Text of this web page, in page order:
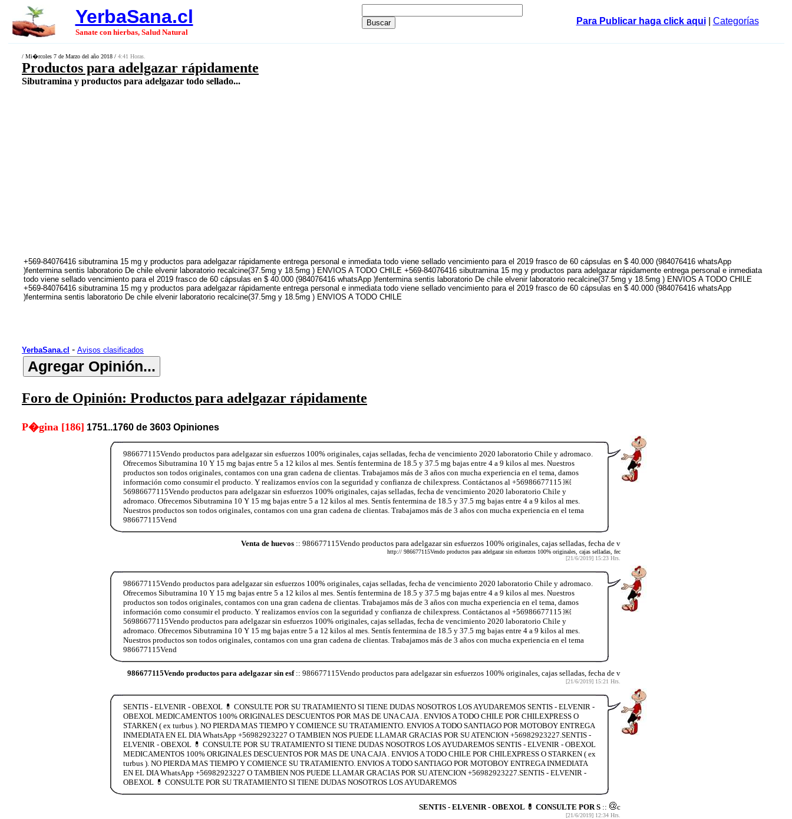
YerbaSana.cl
Sanate con hierbas, Salud Natural
Para Publicar haga click aqui| Categorías
/ Mi�rcoles 7 de Marzo del año 2018 / 4:41 Horas.
Productos para adelgazar rápidamente
Sibutramina y productos para adelgazar todo sellado...
+569-84076416 sibutramina 15 mg y productos para adelgazar rápidamente entrega personal e inmediata todo viene sellado vencimiento para el 2019 frasco de 60 cápsulas en $ 40.000 (984076416 whatsApp
)fentermina sentis laboratorio De chile elvenir laboratorio recalcine(37.5mg y 18.5mg ) ENVIOS A TODO CHILE +569-84076416 sibutramina 15 mg y productos para adelgazar rápidamente entrega personal e inmediata
todo viene sellado vencimiento para el 2019 frasco de 60 cápsulas en $ 40.000 (984076416 whatsApp )fentermina sentis laboratorio De chile elvenir laboratorio recalcine(37.5mg y 18.5mg ) ENVIOS A TODO CHILE
+569-84076416 sibutramina 15 mg y productos para adelgazar rápidamente entrega personal e inmediata todo viene sellado vencimiento para el 2019 frasco de 60 cápsulas en $ 40.000 (984076416 whatsApp
)fentermina sentis laboratorio De chile elvenir laboratorio recalcine(37.5mg y 18.5mg ) ENVIOS A TODO CHILE
YerbaSana.cl - Avisos clasificados
Foro de Opinión: Productos para adelgazar rápidamente
P�gina [186] 1751..1760 de 3603 Opiniones
986677115Vendo productos para adelgazar sin esfuerzos 100% originales, cajas selladas, fecha de vencimiento 2020 laboratorio Chile y adromaco.
Ofrecemos Sibutramina 10 Y 15 mg bajas entre 5 a 12 kilos al mes. Sentís fentermina de 18.5 y 37.5 mg bajas entre 4 a 9 kilos al mes. Nuestros
productos son todos originales, contamos con una gran cadena de clientas. Trabajamos más de 3 años con mucha experiencia en el tema, damos
información como consumir el producto. Y realizamos envíos con la seguridad y confianza de chilexpress. Contáctanos al +56986677115 ￼
56986677115Vendo productos para adelgazar sin esfuerzos 100% originales, cajas selladas, fecha de vencimiento 2020 laboratorio Chile y
adromaco. Ofrecemos Sibutramina 10 Y 15 mg bajas entre 5 a 12 kilos al mes. Sentís fentermina de 18.5 y 37.5 mg bajas entre 4 a 9 kilos al mes.
Nuestros productos son todos originales, contamos con una gran cadena de clientas. Trabajamos más de 3 años con mucha experiencia en el tema
986677115Vend
Venta de huevos:: 986677115Vendo productos para adelgazar sin esfuerzos 100% originales, cajas selladas, fecha de v
http:// 986677115Vendo productos para adelgazar sin esfuerzos 100% originales, cajas selladas, fec
[21/6/2019] 15:23 Hrs.
986677115Vendo productos para adelgazar sin esfuerzos 100% originales, cajas selladas, fecha de vencimiento 2020 laboratorio Chile y adromaco.
Ofrecemos Sibutramina 10 Y 15 mg bajas entre 5 a 12 kilos al mes. Sentís fentermina de 18.5 y 37.5 mg bajas entre 4 a 9 kilos al mes. Nuestros
productos son todos originales, contamos con una gran cadena de clientas. Trabajamos más de 3 años con mucha experiencia en el tema, damos
información como consumir el producto. Y realizamos envíos con la seguridad y confianza de chilexpress. Contáctanos al +56986677115 ￼
56986677115Vendo productos para adelgazar sin esfuerzos 100% originales, cajas selladas, fecha de vencimiento 2020 laboratorio Chile y
adromaco. Ofrecemos Sibutramina 10 Y 15 mg bajas entre 5 a 12 kilos al mes. Sentís fentermina de 18.5 y 37.5 mg bajas entre 4 a 9 kilos al mes.
Nuestros productos son todos originales, contamos con una gran cadena de clientas. Trabajamos más de 3 años con mucha experiencia en el tema
986677115Vend
986677115Vendo productos para adelgazar sin esf:: 986677115Vendo productos para adelgazar sin esfuerzos 100% originales, cajas selladas, fecha de v
[21/6/2019] 15:21 Hrs.
SENTIS - ELVENIR - OBEXOL 💊 CONSULTE POR SU TRATAMIENTO SI TIENE DUDAS NOSOTROS LOS AYUDAREMOS SENTIS - ELVENIR -
OBEXOL MEDICAMENTOS 100% ORIGINALES DESCUENTOS POR MAS DE UNA CAJA . ENVIOS A TODO CHILE POR CHILEXPRESS O
STARKEN ( ex turbus ). NO PIERDA MAS TIEMPO Y COMIENCE SU TRATAMIENTO. ENVIOS A TODO SANTIAGO POR MOTOBOY ENTREGA
INMEDIATA EN EL DIA WhatsApp +56982923227 O TAMBIEN NOS PUEDE LLAMAR GRACIAS POR SU ATENCION +56982923227.SENTIS -
ELVENIR - OBEXOL 💊 CONSULTE POR SU TRATAMIENTO SI TIENE DUDAS NOSOTROS LOS AYUDAREMOS SENTIS - ELVENIR - OBEXOL
MEDICAMENTOS 100% ORIGINALES DESCUENTOS POR MAS DE UNA CAJA . ENVIOS A TODO CHILE POR CHILEXPRESS O STARKEN ( ex
turbus ). NO PIERDA MAS TIEMPO Y COMIENCE SU TRATAMIENTO. ENVIOS A TODO SANTIAGO POR MOTOBOY ENTREGA INMEDIATA
EN EL DIA WhatsApp +56982923227 O TAMBIEN NOS PUEDE LLAMAR GRACIAS POR SU ATENCION +56982923227.SENTIS - ELVENIR -
OBEXOL 💊 CONSULTE POR SU TRATAMIENTO SI TIENE DUDAS NOSOTROS LOS AYUDAREMOS
SENTIS - ELVENIR - OBEXOL 💊 CONSULTE POR S:: c
[21/6/2019] 12:34 Hrs.